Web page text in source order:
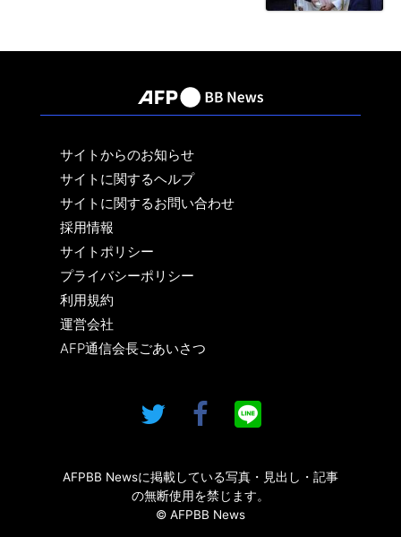
サイトからのお知らせ
サイトに関するヘルプ
サイトに関するお問い合わせ
採用情報
サイトポリシー
プライバシーポリシー
利用規約
運営会社
AFP通信会長ごあいさつ
AFPBB Newsに掲載している写真・見出し・記事
の無断使用を禁じます。
© AFPBB News